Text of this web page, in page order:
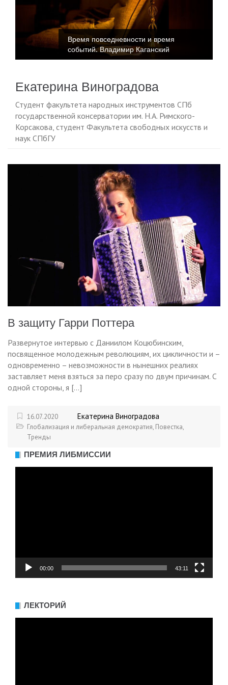
Время повседневности и время
событий. Владимир Каганский
Екатерина Виноградова
Студент факультета народных инструментов СПб
государственной консерватории им. Н.А. Римского-
Корсакова, студент Факультета свободных искусств и
наук СПбГУ
В защиту Гарри Поттера
Развернутое интервью с Даниилом Коцюбинским,
посвященное молодежным революциям, их цикличности и –
одновременно – невозможности в нынешних реалиях
заставляет меня взяться за перо сразу по двум причинам. С
одной стороны, я […]
16.07.2020 Екатерина Виноградова
Глобализация и либеральная демократия, Повестка,
Тренды
ПРЕМИЯ ЛИБМИССИИ
00:00 43:11
ЛЕКТОРИЙ